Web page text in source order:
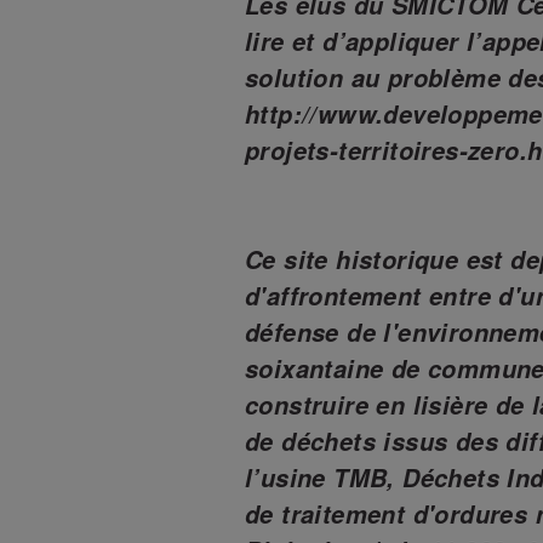
lire et d’appliquer
solution au problème
http://
projets-territoires-
Ce site historique est
d'affrontement entre
défense de
soixantaine de
construire en lisière de
de déchets issus des
l’usine TMB, Déchets
de traitement d'ordures